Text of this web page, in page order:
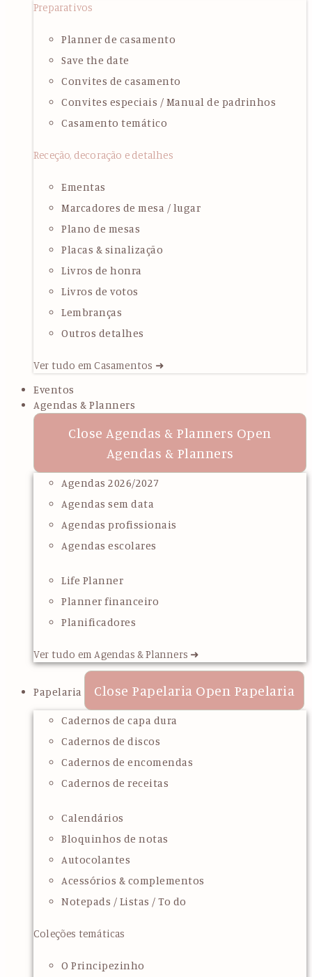
Preparativos
Planner de casamento
Save the date
Convites de casamento
Convites especiais / Manual de padrinhos
Casamento temático
Receção, decoração e detalhes
Ementas
Marcadores de mesa / lugar
Plano de mesas
Placas & sinalização
Livros de honra
Livros de votos
Lembranças
Outros detalhes
Ver tudo em Casamentos ➜
Eventos
Agendas & Planners
Close Agendas & Planners Open
Agendas & Planners
Agendas 2026/2027
Agendas sem data
Agendas profissionais
Agendas escolares
Life Planner
Planner financeiro
Planificadores
Ver tudo em Agendas & Planners ➜
Papelaria Close Papelaria Open Papelaria
Cadernos de capa dura
Cadernos de discos
Cadernos de encomendas
Cadernos de receitas
Calendários
Bloquinhos de notas
Autocolantes
Acessórios & complementos
Notepads / Listas / To do
Coleções temáticas
O Principezinho